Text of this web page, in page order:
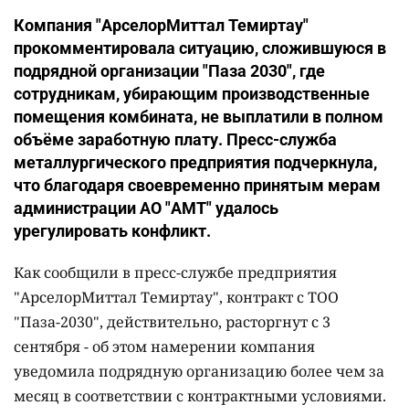
Компания "АрселорМиттал Темиртау"
прокомментировала ситуацию, сложившуюся в
подрядной организации "Паза 2030", где
сотрудникам, убирающим производственные
помещения комбината, не выплатили в полном
объёме заработную плату. Пресс-служба
металлургического предприятия подчеркнула,
что благодаря своевременно принятым мерам
администрации АО "АМТ" удалось
урегулировать конфликт.
Как сообщили в пресс-службе предприятия
"АрселорМиттал Темиртау", контракт с ТОО
"Паза-2030", действительно, расторгнут с 3
сентября - об этом намерении компания
уведомила подрядную организацию более чем за
месяц в соответствии с контрактными условиями.